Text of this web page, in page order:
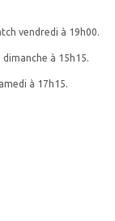
vendredi à 19h00.
à 15h15.
à 17h15.